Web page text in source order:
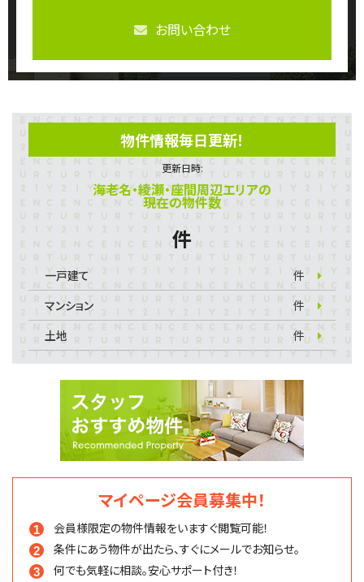
お問い合わせ
物件情報毎日更新！
更新日時:
海老名・綾瀬・座間周辺エリアの
現在の物件数
件
一戸建て
件
マンション
件
土地
件
マイページ会員募集中！
会員様限定の物件情報をいますぐ閲覧可能！
条件にあう物件が出たら、すぐにメールでお知らせ。
何でも気軽に相談。安心サポート付き！